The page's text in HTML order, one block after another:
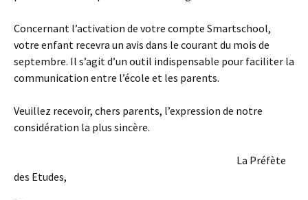
Concernant l’activation de votre compte Smartschool,
votre enfant recevra un avis dans le courant du mois de
septembre. Il s’agit d’un outil indispensable pour faciliter la
communication entre l’école et les parents.
Veuillez recevoir, chers parents, l’expression de notre
considération la plus sincère.
La Préfète
des Etudes,